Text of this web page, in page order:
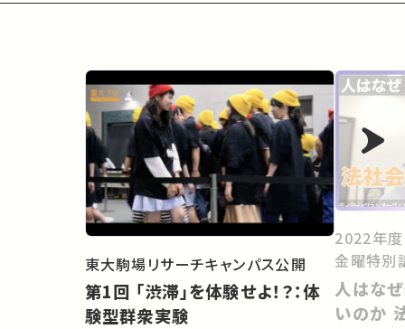
東大駒場リサーチキャンパス公開
第1回 「渋滞」を体験せよ！？：体
験型群衆実験
2022年度
金曜特別
人はな
いのか